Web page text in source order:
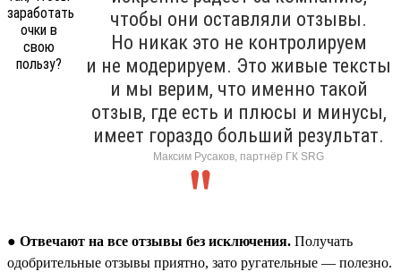
чтобы они оставляли отзывы.
Но никак это не контролируем
и не модерируем. Это живые тексты
и мы верим, что именно такой
отзыв, где есть и плюсы и минусы,
имеет гораздо больший результат.
Максим Русаков, партнёр ГК SRG
● Отвечают на все отзывы без исключения. Получать
одобрительные отзывы приятно, зато ругательные — полезно.